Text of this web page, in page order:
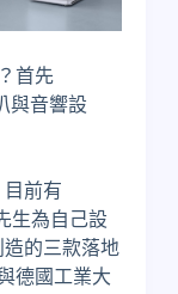
首先
與音響設
前有
生為自己設
造的三款落地
德國工業大